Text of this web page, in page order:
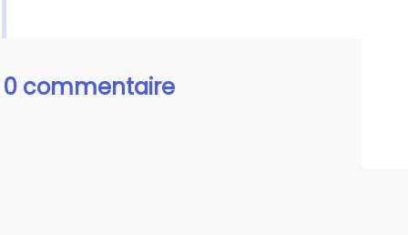
0 commentaire